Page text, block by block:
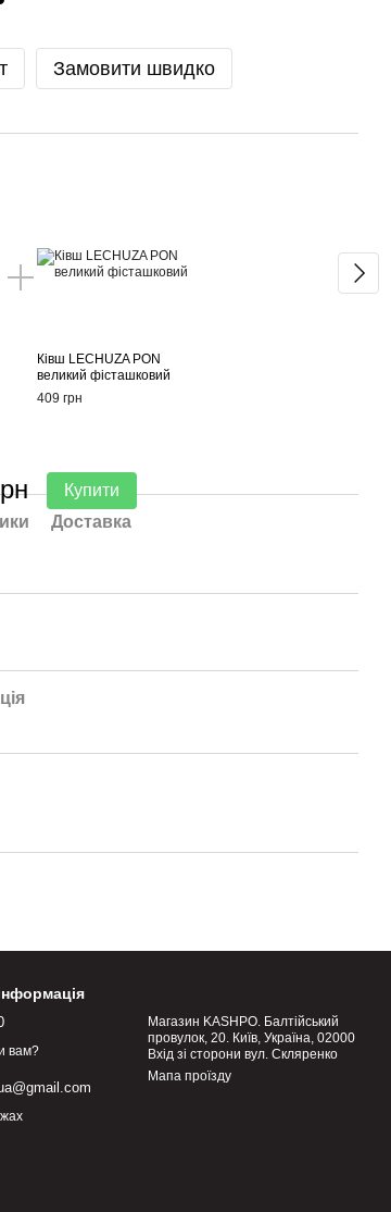
Замовити швидко
Ківш LECHUZA PON
великий фісташковий
409 грн
Купити
Доставка
вам?
Магазин KASHPO. Балтійський
провулок, 20. Київ, Україна, 02000
Вхід зі сторони вул. Скляренко
Мапа проїзду